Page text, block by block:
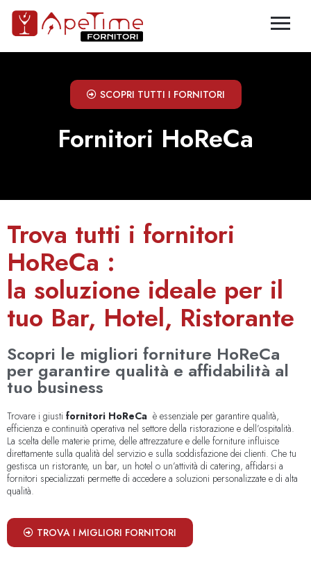
SCOPRI TUTTI I FORNITORI
Fornitori HoReCa
Trova tutti i fornitori
HoReCa :
la soluzione ideale per il
tuo Bar, Hotel, Ristorante
Scopri le migliori forniture HoReCa
per garantire qualità e affidabilità al
tuo business
Trovare i giusti fornitori HoReCa è essenziale per garantire qualità,
efficienza e continuità operativa nel settore della ristorazione e dell’ospitalità.
La scelta delle materie prime, delle attrezzature e delle forniture influisce
direttamente sulla qualità del servizio e sulla soddisfazione dei clienti. Che tu
gestisca un ristorante, un bar, un hotel o un’attività di catering, affidarsi a
fornitori specializzati permette di accedere a soluzioni personalizzate e di alta
qualità.
TROVA I MIGLIORI FORNITORI